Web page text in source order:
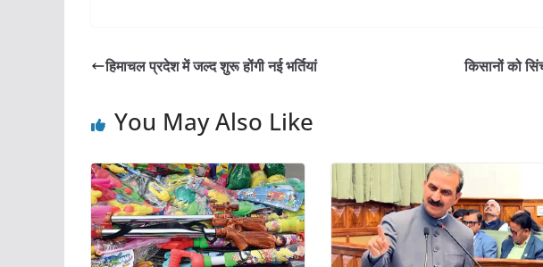
हिमाचल प्रदेश में जल्द शुरू होंगी नई भर्तियां किसानों को
You May Also Like